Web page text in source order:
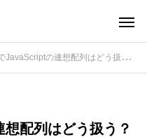
の連想配列はどう扱う？基本と実例を解説
配列はどう扱う？